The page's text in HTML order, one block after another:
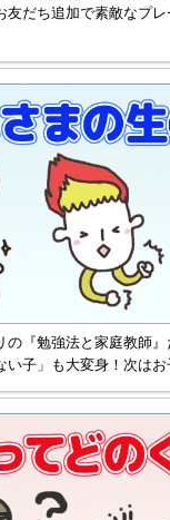
友だち追加で素敵なプ
の『勉強法と家庭教師
い子」も大変身！次はお